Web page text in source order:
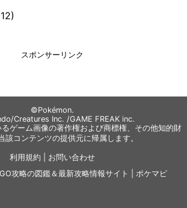
スポンサーリンク
©Pokémon.
Creatures Inc. /GAME FREAK inc.
ゲーム画像の著作権および商標権、その他知的財
該コンテンツの提供元に帰属します。
利用規約
お問い合わせ
攻略の図鑑＆最新攻略情報サイト | ポケマピ